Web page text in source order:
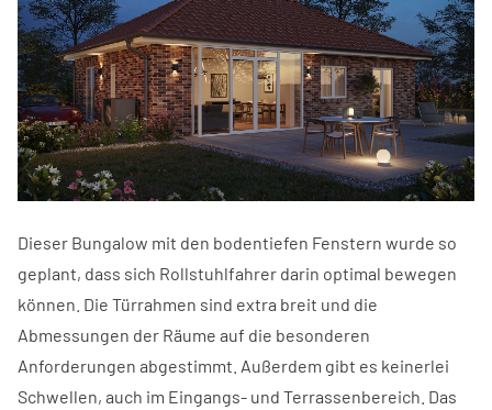
Dieser Bungalow mit den bodentiefen Fenstern wurde so
geplant, dass sich Rollstuhlfahrer darin optimal bewegen
können. Die Türrahmen sind extra breit und die
Abmessungen der Räume auf die besonderen
Anforderungen abgestimmt. Außerdem gibt es keinerlei
Schwellen, auch im Eingangs- und Terrassenbereich. Das